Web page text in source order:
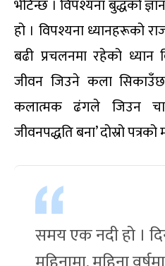
भेटिन्छ । विपश्यना बुद्धको
हो । विपश्यना ध्यानहरूको
बढी प्रचलनमा रहेको ध्यान
जीवन जिउने कला
कलात्मक ढंगले जिउन
जीवनपद्धति बना’ दोस्रो
समय एक नदी हो ।